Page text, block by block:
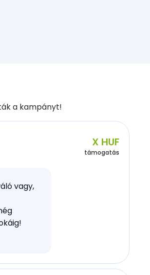
a kampányt!
X HUF
támogatás
vagy,